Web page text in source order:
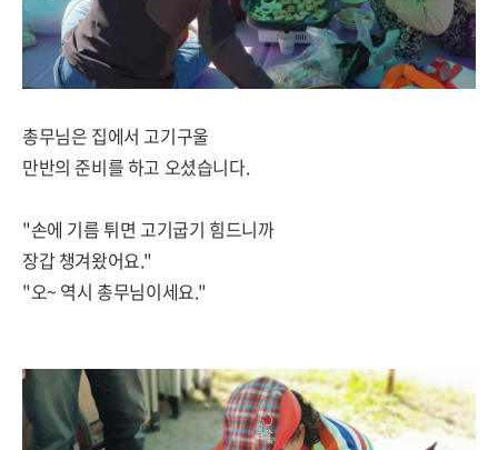
총무님은 집에서 고기구울
만반의 준비를 하고 오셨습니다.
"손에 기름 튀면 고기굽기 힘드니까
장갑 챙겨왔어요."
"오~ 역시 총무님이세요."